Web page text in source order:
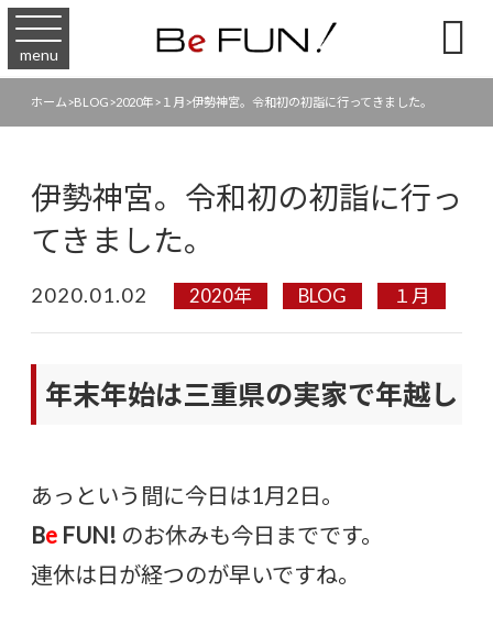
menu 
ホーム >BLOG >2020年 > １月 >伊勢神宮。令和初の初詣に行ってきました。
伊勢神宮。令和初の初詣に行っ
てきました。
2020.01.02 2020年 BLOG １月
年末年始は三重県の実家で年越し
あっという間に今日は1月2日。
Be FUN! のお休みも今日までです。
連休は日が経つのが早いですね。